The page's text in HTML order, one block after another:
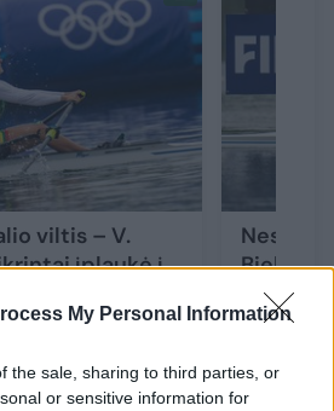
My Personal Information
the sale, sharing to third parties, or
or sensitive information for
viltis – V.
įplaukė į
finalą